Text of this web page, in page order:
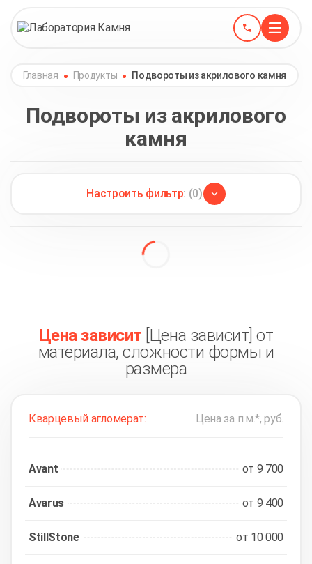
Главная Продукты Подвороты из акрилового камня
Подвороты из акрилового
камня
Настроить фильтр: (0)
Подвороты из акрилового камня
Цена зависит [Цена зависит] от
материала, сложности формы и
размера
Кварцевый агломерат: Цена за п.м.*, руб.
Avant от 9 700
Avarus от 9 400
StillStone от 10 000